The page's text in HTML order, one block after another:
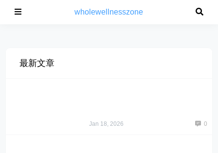
wholewellnesszone
最新文章
Jan 18, 2026 0